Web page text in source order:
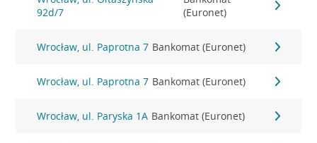
92d/7
(Euronet)
Wrocław, ul. Paprotna 7 Bankomat (Euronet)
Wrocław, ul. Paprotna 7 Bankomat (Euronet)
Wrocław, ul. Paryska 1A Bankomat (Euronet)